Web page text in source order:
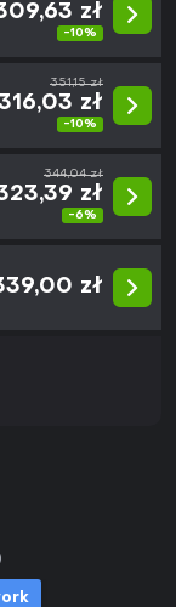
zł
-10%
351,15 zł
zł
-10%
344,04 zł
zł
-6%
zł